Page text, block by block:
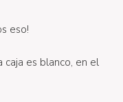
eso!
es blanco, en el